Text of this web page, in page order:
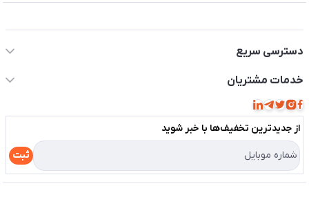
دسترسی سریع
حساب کاربری
مجله فروشگاه
لیست محصولات
درباره ما
تماس با ما
خدمات مشتریان
قوانین و مقررات
حریم خصوصی
راهنما
از جدید‌ترین تخفیف‌ها با‌ خبر شوید
ثبت